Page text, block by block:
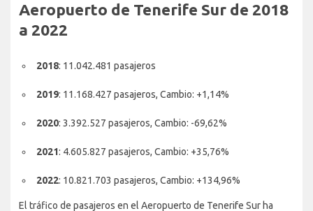
Aeropuerto de Tenerife Sur de 2018
a 2022
2018: 11.042.481 pasajeros
2019: 11.168.427 pasajeros, Cambio: +1,14%
2020: 3.392.527 pasajeros, Cambio: -69,62%
2021: 4.605.827 pasajeros, Cambio: +35,76%
2022: 10.821.703 pasajeros, Cambio: +134,96%
El tráfico de pasajeros en el Aeropuerto de Tenerife Sur ha